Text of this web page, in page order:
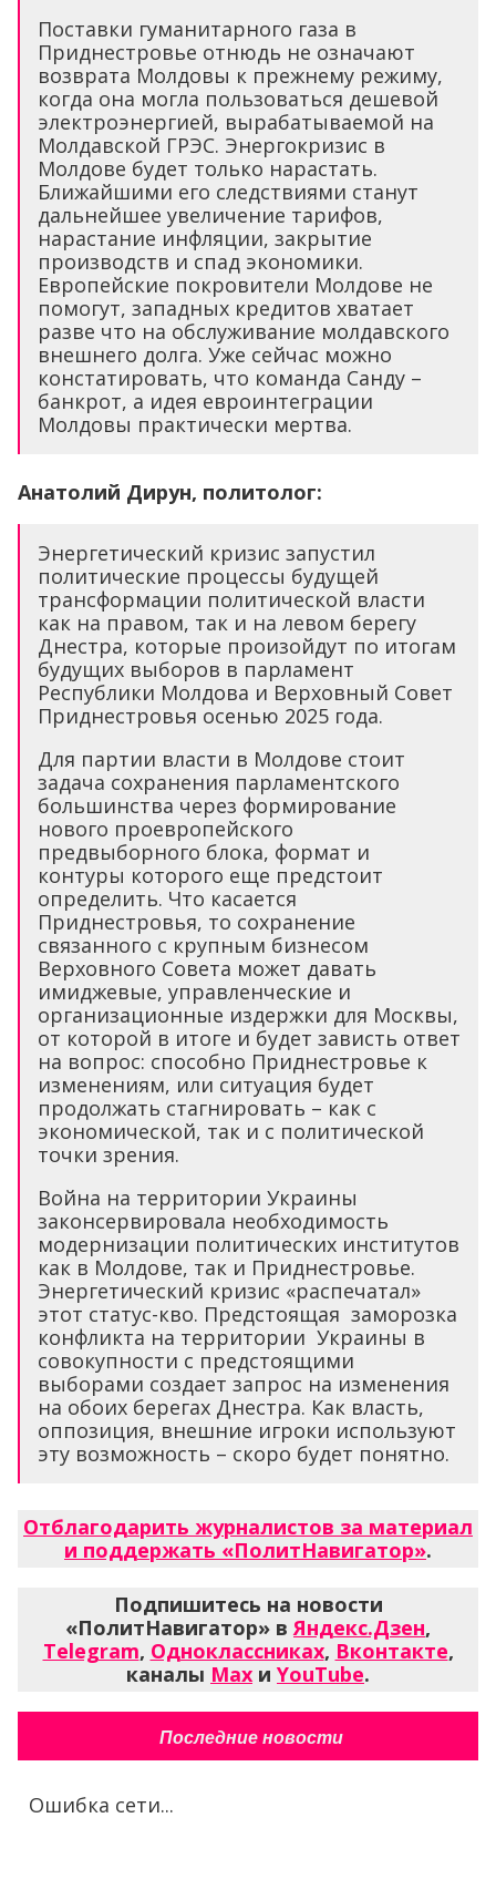
Поставки гуманитарного газа в
Приднестровье отнюдь не означают
возврата Молдовы к прежнему режиму,
когда она могла пользоваться дешевой
электроэнергией, вырабатываемой на
Молдавской ГРЭС. Энергокризис в
Молдове будет только нарастать.
Ближайшими его следствиями станут
дальнейшее увеличение тарифов,
нарастание инфляции, закрытие
производств и спад экономики.
Европейские покровители Молдове не
помогут, западных кредитов хватает
разве что на обслуживание молдавского
внешнего долга. Уже сейчас можно
констатировать, что команда Санду –
банкрот, а идея евроинтеграции
Молдовы практически мертва.
Анатолий Дирун, политолог:
Энергетический кризис запустил
политические процессы будущей
трансформации политической власти
как на правом, так и на левом берегу
Днестра, которые произойдут по итогам
будущих выборов в парламент
Республики Молдова и Верховный Совет
Приднестровья осенью 2025 года.
Для партии власти в Молдове стоит
задача сохранения парламентского
большинства через формирование
нового проевропейского
предвыборного блока, формат и
контуры которого еще предстоит
определить. Что касается
Приднестровья, то сохранение
связанного с крупным бизнесом
Верховного Совета может давать
имиджевые, управленческие и
организационные издержки для Москвы,
от которой в итоге и будет зависть ответ
на вопрос: способно Приднестровье к
изменениям, или ситуация будет
продолжать стагнировать – как с
экономической, так и с политической
точки зрения.
Война на территории Украины
законсервировала необходимость
модернизации политических институтов
как в Молдове, так и Приднестровье.
Энергетический кризис «распечатал»
этот статус-кво. Предстоящая заморозка
конфликта на территории Украины в
совокупности с предстоящими
выборами создает запрос на изменения
на обоих берегах Днестра. Как власть,
оппозиция, внешние игроки используют
эту возможность – скоро будет понятно.
Отблагодарить журналистов за материал
и поддержать «ПолитНавигатор».
Подпишитесь на новости
«ПолитНавигатор» вЯндекс.Дзен,
Telegram, Одноклассниках, Вконтакте,
каналы Max и YouTube.
Последние новости
Ошибка сети...